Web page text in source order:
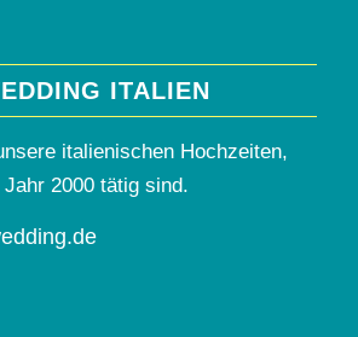
ITALIEN
italienischen Hochzeiten,
2000 tätig sind.